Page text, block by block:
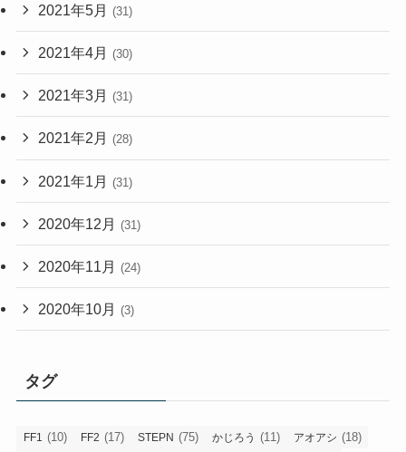
2021年5月 (31)
2021年4月 (30)
2021年3月 (31)
2021年2月 (28)
2021年1月 (31)
2020年12月 (31)
2020年11月 (24)
2020年10月 (3)
タグ
FF1 (10) FF2 (17) STEPN (75) かじろう (11) アオアシ (18)